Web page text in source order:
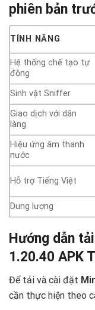
phiên bản
TÍNH NĂNG
Hệ thống chế tạo tự
động
Sinh vật Sniffer
Giao dịch với dân
làng
Hiệu ứng âm thanh
nước
Hỗ trợ Tiếng Việt
Dung lượng
Hướng dẫn
1.20.40 APK
Để tải và cài đặt
cần thực hiện theo